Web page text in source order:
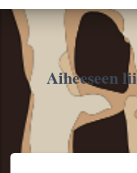
Aiheeseen